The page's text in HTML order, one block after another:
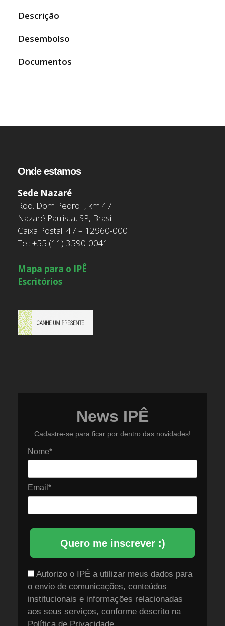
Descrição
Desembolso
Documentos
Onde estamos
Sede Nazaré
Rod. Dom Pedro I, km 47
Nazaré Paulista, SP, Brasil
Caixa Postal 47 – 12960-000
Tel: +55 (11) 3590-0041
Mapa para o IPÊ
Escritórios
News IPÊ
Cadastre-se para ficar por dentro das novidades!
Nome*
Email*
Quero me inscrever :)
Autorizo o IPÊ a utilizar meus dados para
o envio de comunicações, conteúdos
institucionais e informações relacionadas
aos seus serviços, conforme descrito na